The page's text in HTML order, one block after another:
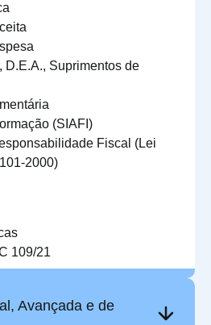
D.E.A., Suprimentos de
(SIAFI)
Fiscal (Lei
2000)
109/21
Avançada e de